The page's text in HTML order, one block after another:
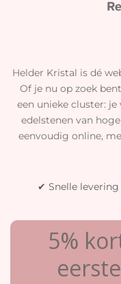
Helder Kristal is dé
Of je nu op zoek
een unieke cluster:
edelstenen van
eenvoudig online,
✔ Snelle
5%